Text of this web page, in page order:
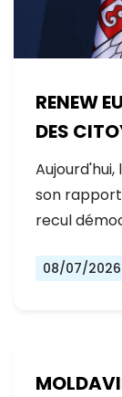
RENEW
DES
son
recul
08/07/2026